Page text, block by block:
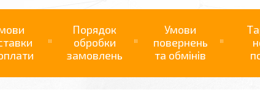
Порядок
обробки
замовлень
Умови
повернень
та обмінів